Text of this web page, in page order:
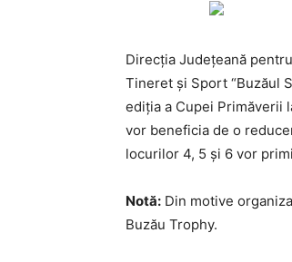
Direcţia Judeţeană
Tineret şi Sport “Buzăul
ediţia a Cupei Primăverii
vor beneficia de o
locurilor 4, 5 şi 6 vor
Notă: Din motive
Buzău Trophy.